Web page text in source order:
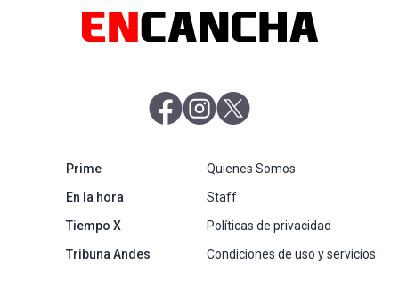
abre en nueva pestaña
abre en nueva pestaña
Primeabre en nueva pestaña
En la horaabre en nueva pestaña
Tiempo Xabre en nueva pestaña
Tribuna Andesabre en nueva pestaña
Quienes Somos
Staff
Políticas de privacidad
Condiciones de uso y servicios